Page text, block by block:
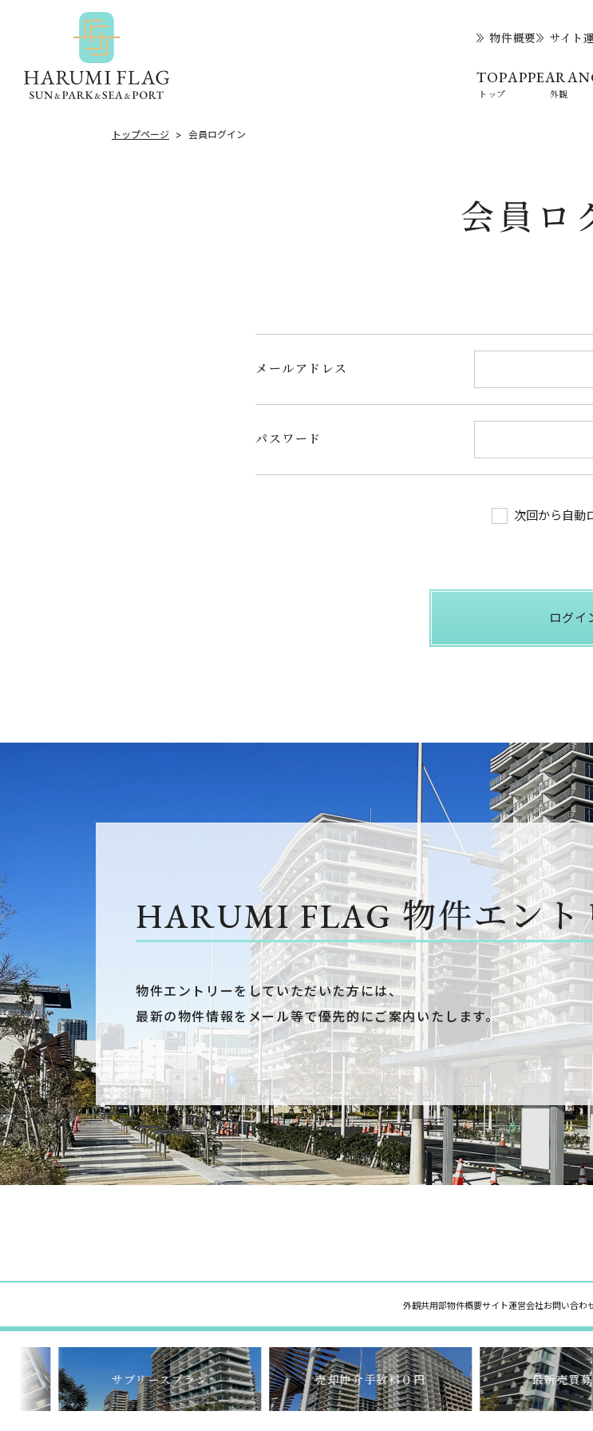
物件概要 サイト
TOP
トップ 外観
トップページ 会員ログイン
会員ロ
メールアドレス
パスワード
次回から自動
ログイ
HARUMI FLAG物件エント
物件エントリーをしていただいた方には、
最新の物件情報をメール等で優先的にご案内いたします。
外観共用部物件概要サイト運営会社お問い合わ
サブリースプラン 売却仲介手数料０円 最新売買募